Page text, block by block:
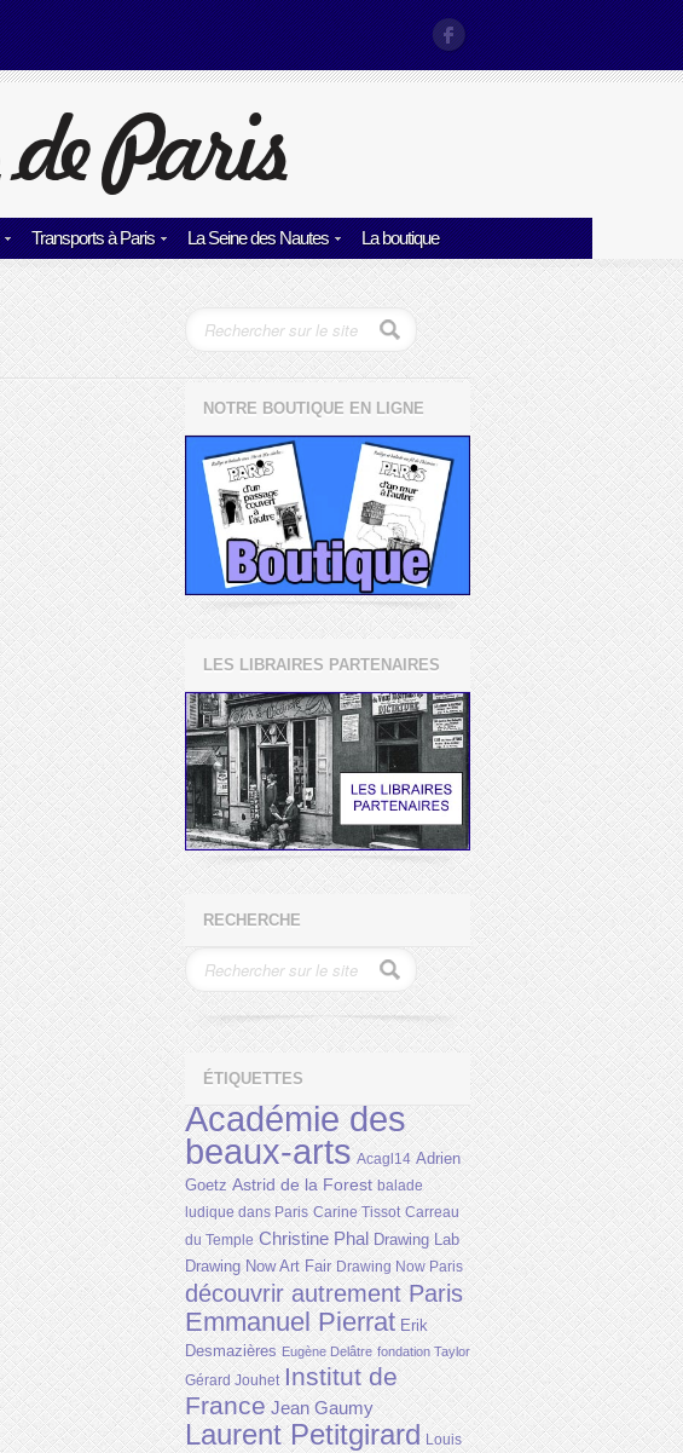
Transports à Paris La Seine des Nautes La boutique
NOTRE BOUTIQUE EN LIGNE
LES LIBRAIRES PARTENAIRES
RECHERCHE
ÉTIQUETTES
Académie des
beaux-arts Acagl14 Adrien
Goetz Astrid de la Forest balade
ludique dans Paris Carine Tissot Carreau
du Temple Christine Phal Drawing Lab
Drawing Now Art Fair Drawing Now Paris
découvrir autrement Paris
Emmanuel Pierrat Erik
Desmazières Eugène Delâtre fondation Taylor
Gérard Jouhet Institut de
France Jean Gaumy
Laurent Petitgirard Louis